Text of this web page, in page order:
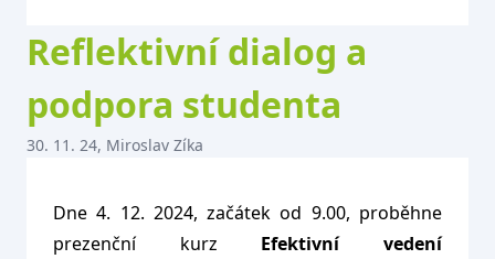
Reflektivní dialog a
podpora studenta
30. 11. 24, Miroslav Zíka
Dne 4. 12. 2024, začátek od 9.00, proběhne
prezenční kurz Efektivní vedení